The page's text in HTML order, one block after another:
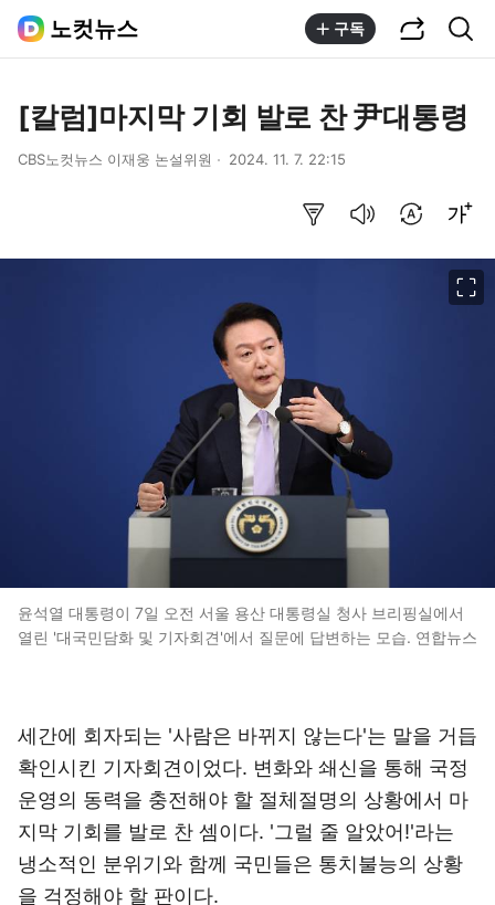
노컷뉴스 구독
[칼럼]마지막 기회 발로 찬 尹대통령
CBS노컷뉴스 이재웅 논설위원 2024. 11. 7. 22:15
윤석열 대통령이 7일 오전 서울 용산 대통령실 청사 브리핑실에서
열린 '대국민담화 및 기자회견'에서 질문에 답변하는 모습. 연합뉴스
세간에 회자되는 '사람은 바뀌지 않는다'는 말을 거듭
확인시킨 기자회견이었다. 변화와 쇄신을 통해 국정
운영의 동력을 충전해야 할 절체절명의 상황에서 마
지막 기회를 발로 찬 셈이다. '그럴 줄 알았어!'라는
냉소적인 분위기와 함께 국민들은 통치불능의 상황
을 걱정해야 할 판이다.